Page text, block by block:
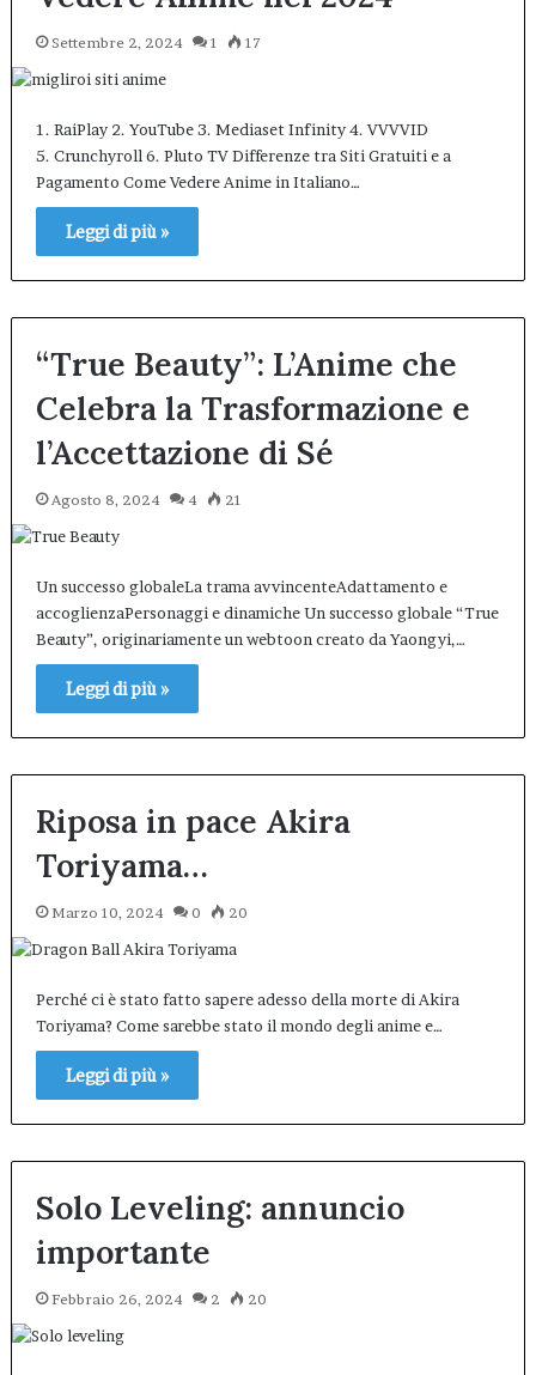
Settembre 2, 2024 1 17
1. RaiPlay 2. YouTube 3. Mediaset Infinity 4. VVVVID
5. Crunchyroll 6. Pluto TV Differenze tra Siti Gratuiti e a
Pagamento Come Vedere Anime in Italiano…
Leggi di più »
“True Beauty”: L’Anime che
Celebra la Trasformazione e
l’Accettazione di Sé
Agosto 8, 2024 4 21
Un successo globaleLa trama avvincenteAdattamento e
accoglienzaPersonaggi e dinamiche Un successo globale “True
Beauty”, originariamente un webtoon creato da Yaongyi,…
Leggi di più »
Riposa in pace Akira
Toriyama…
Marzo 10, 2024 0 20
Perché ci è stato fatto sapere adesso della morte di Akira
Toriyama? Come sarebbe stato il mondo degli anime e…
Leggi di più »
Solo Leveling: annuncio
importante
Febbraio 26, 2024 2 20